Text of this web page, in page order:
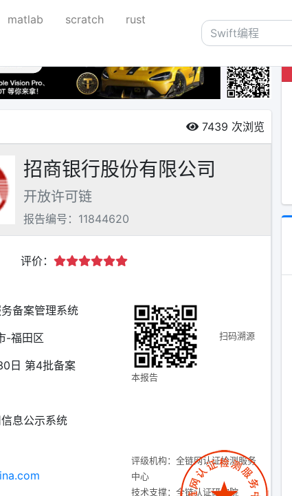
matlab scratch
rust
7439 次浏览
招商银行股份有限公司
开放许可链
报告编号：11844620
评价：
备案管理系统
-福田区
日 第4批备案
息公示系统
扫码溯源
本报告
评级机构：全链网认证检测服务
中心
技术支撑：全链认证研究院